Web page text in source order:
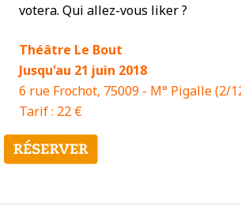
votera. Qui allez-vous liker ?
Théâtre Le Bout
Jusqu'au 21 juin 2018
6 rue Frochot, 75009 - M° Pigalle (2/
Tarif : 22 €